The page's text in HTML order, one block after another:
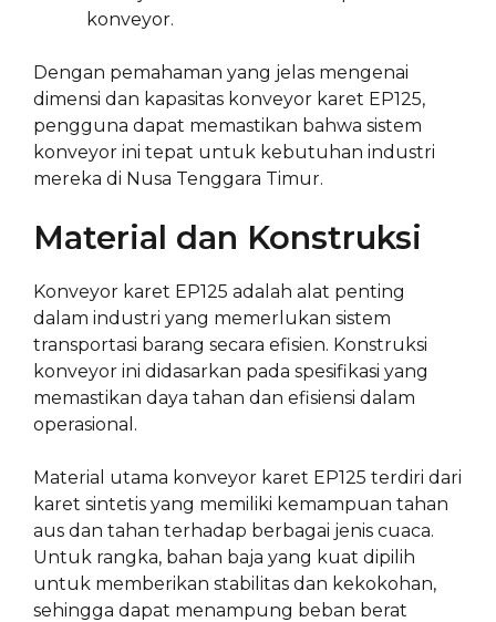
konveyor.
Dengan pemahaman yang jelas mengenai
dimensi dan kapasitas konveyor karet EP125,
pengguna dapat memastikan bahwa sistem
konveyor ini tepat untuk kebutuhan industri
mereka di Nusa Tenggara Timur.
Material dan Konstruksi
Konveyor karet EP125 adalah alat penting
dalam industri yang memerlukan sistem
transportasi barang secara efisien. Konstruksi
konveyor ini didasarkan pada spesifikasi yang
memastikan daya tahan dan efisiensi dalam
operasional.
Material utama konveyor karet EP125 terdiri dari
karet sintetis yang memiliki kemampuan tahan
aus dan tahan terhadap berbagai jenis cuaca.
Untuk rangka, bahan baja yang kuat dipilih
untuk memberikan stabilitas dan kekokohan,
sehingga dapat menampung beban berat